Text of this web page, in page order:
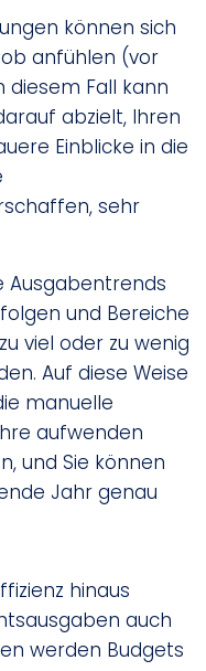
können sich
anfühlen (vor
diesem Fall kann
abzielt, Ihren
Einblicke in die
sehr
Ausgabentrends
und Bereiche
viel oder zu wenig
Auf diese Weise
manuelle
aufwenden
und Sie können
Jahr genau
hinaus
auch
werden Budgets